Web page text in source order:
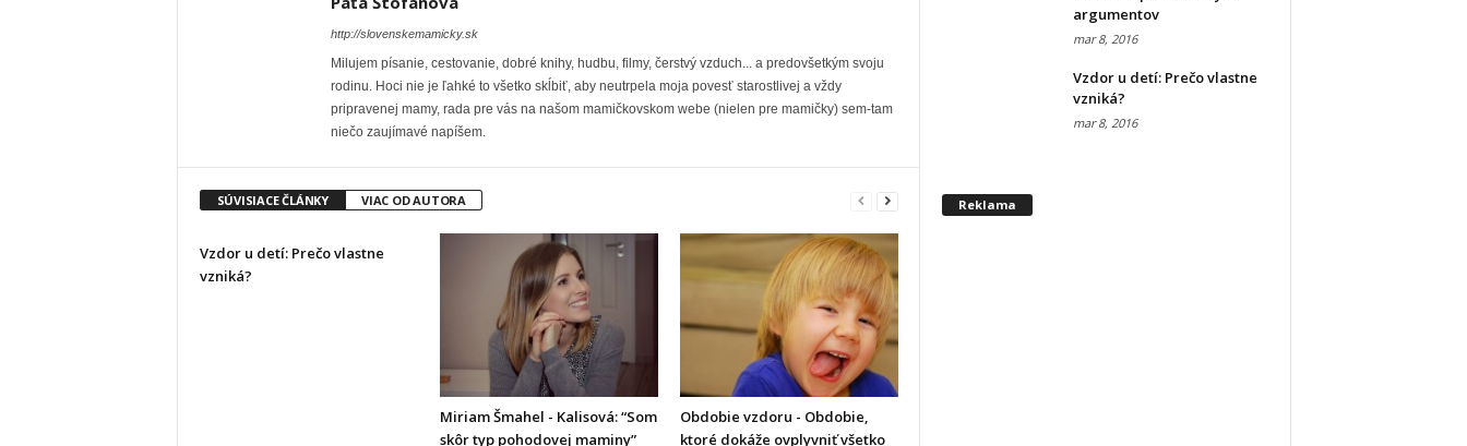
http://slovenskemamicky.sk
Milujem písanie, cestovanie, dobré knihy, hudbu, filmy, čerstvý vzduch... a predovšetkým svoju
rodinu. Hoci nie je ľahké to všetko skĺbiť, aby neutrpela moja povesť starostlivej a vždy
pripravenej mamy, rada pre vás na našom mamičkovskom webe (nielen pre mamičky) sem-tam
niečo zaujímavé napíšem.
SÚVISIACE ČLÁNKY VIAC OD AUTORA
Vzdor u detí: Prečo vlastne
vzniká?
Miriam Šmahel - Kalisová: “Som
skôr typ pohodovej maminy”
Obdobie vzdoru - Obdobie,
ktoré dokáže ovplyvniť všetko
argumentov
mar 8, 2016
Vzdor u detí: Prečo vlastne
vzniká?
mar 8, 2016
Reklama